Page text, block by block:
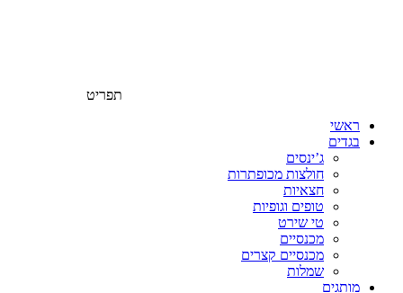
תפריט
ראשי
בגדים
ג’ינסים
חולצות מכופתרות
חצאיות
טופים וגופיות
טי שירט
מכנסיים
מכנסיים קצרים
שמלות
מותגים